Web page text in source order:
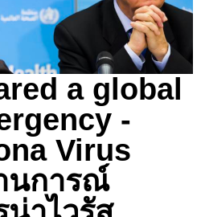
a global
-
Virus
นการณ์